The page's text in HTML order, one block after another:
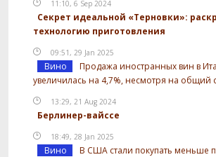
11:10, 6 Sep 2024
Секрет идеальной «Терновки»:
технологию приготовления
09:51, 29 Jan 2025
Вино
Продажа иностранных вин в
увеличилась на 4,7%, несмотря на общий
13:29, 21 Aug 2024
Берлинер-вайссе
18:49, 28 Jan 2025
Вино В США стали покупать меньше